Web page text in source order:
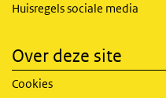
Huisregels sociale media
Over deze site
Cookies